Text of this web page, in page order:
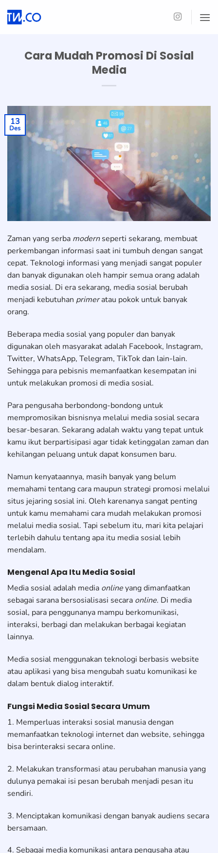
Cara Mudah Promosi Di Sosial
Media
13
Des
Zaman yang serba modernseperti sekarang, membuat
perkembangan informasi saat ini tumbuh dengan sangat
cepat. Teknologi informasi yang menjadi sangat populer
dan banyak digunakan oleh hampir semua orang adalah
media sosial. Di era sekarang, media sosial berubah
menjadi kebutuhan primeratau pokok untuk banyak
orang.
Beberapa media sosial yang populer dan banyak
digunakan oleh masyarakat adalah Facebook, Instagram,
Twitter, WhatsApp, Telegram, TikTok dan lain-lain.
Sehingga para pebisnis memanfaatkan kesempatan ini
untuk melakukan promosi di media sosial.
Para pengusaha berbondong-bondong untuk
mempromosikan bisnisnya melalui media sosial secara
besar-besaran. Sekarang adalah waktu yang tepat untuk
kamu ikut berpartisipasi agar tidak ketinggalan zaman dan
kehilangan peluang untuk dapat konsumen baru.
Namun kenyataannya, masih banyak yang belum
memahami tentang cara maupun strategi promosi melalui
situs jejaring sosial ini. Oleh karenanya sangat penting
untuk kamu memahami cara mudah melakukan promosi
melalui media sosial. Tapi sebelum itu, mari kita pelajari
terlebih dahulu tentang apa itu media sosial lebih
mendalam.
Mengenal Apa Itu Media Sosial
Media sosial adalah media onlineyang dimanfaatkan
sebagai sarana bersosialisasi secara online. Di media
sosial, para penggunanya mampu berkomunikasi,
interaksi, berbagi dan melakukan berbagai kegiatan
lainnya.
Media sosial menggunakan teknologi berbasis website
atau aplikasi yang bisa mengubah suatu komunikasi ke
dalam bentuk dialog interaktif.
Fungsi Media Sosial Secara Umum
1. Memperluas interaksi sosial manusia dengan
memanfaatkan teknologi internet dan website, sehingga
bisa berinteraksi secara online.
2. Melakukan transformasi atau perubahan manusia yang
dulunya pemakai isi pesan berubah menjadi pesan itu
sendiri.
3. Menciptakan komunikasi dengan banyak audiens secara
bersamaan.
4. Sebagai media komunikasi antara pengusaha atau